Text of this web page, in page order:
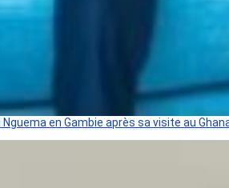
Nguema en Gambie après sa visite au